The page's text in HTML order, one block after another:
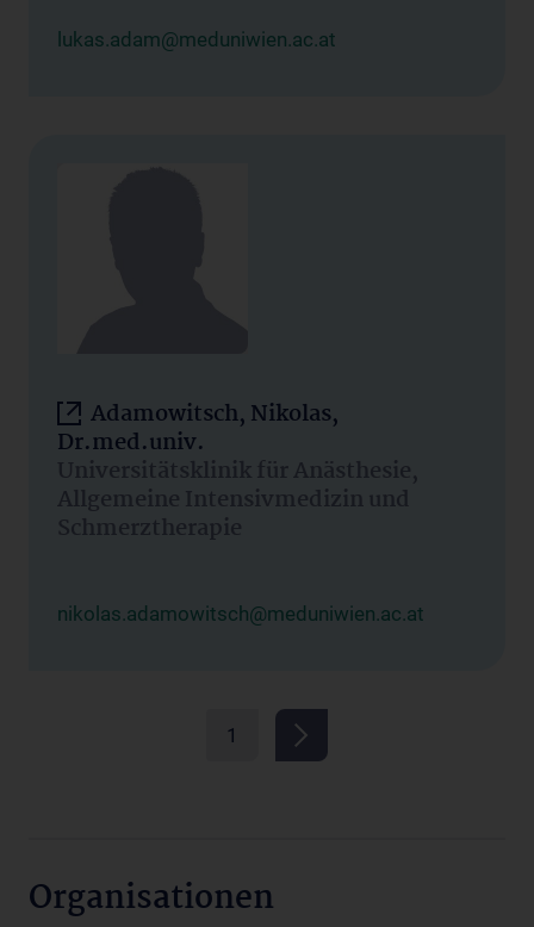
lukas.adam@meduniwien.ac.at
Adamowitsch, Nikolas,
Dr.med.univ.
Universitätsklinik für Anästhesie,
Allgemeine Intensivmedizin und
Schmerztherapie
nikolas.adamowitsch@meduniwien.ac.at
1
Organisationen